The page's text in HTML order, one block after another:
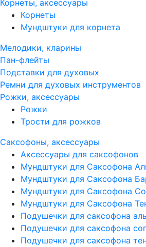
Корнеты, аксессуары
Корнеты
Мундштуки для корнета
Мелодики, кларины
Пан-флейты
Подставки для духовых
Ремни для духовых инструментов
Рожки, аксессуары
Рожки
Трости для рожков
Саксофоны, аксессуары
Аксессуары для саксофонов
Мундштуки для Саксофона
Мундштуки для Саксофона
Мундштуки для Саксофона
Мундштуки для Саксофона
Подушечки для саксофона
Подушечки для саксофона
Подушечки для саксофона